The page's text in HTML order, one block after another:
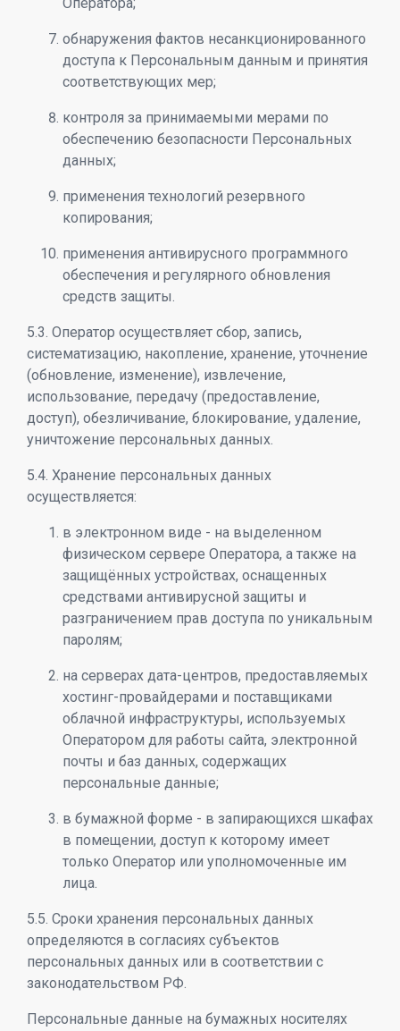
обнаружения фактов несанкционированного
доступа к Персональным данным и принятия
соответствующих мер;
контроля за принимаемыми мерами по
обеспечению безопасности Персональных
данных;
применения технологий резервного
копирования;
применения антивирусного программного
обеспечения и регулярного обновления
средств защиты.
5.3. Оператор осуществляет сбор, запись,
систематизацию, накопление, хранение, уточнение
(обновление, изменение), извлечение,
использование, передачу (предоставление,
доступ), обезличивание, блокирование, удаление,
уничтожение персональных данных.
5.4. Хранение персональных данных
осуществляется:
в электронном виде - на выделенном
физическом сервере Оператора, а также на
защищённых устройствах, оснащенных
средствами антивирусной защиты и
разграничением прав доступа по уникальным
паролям;
на серверах дата-центров, предоставляемых
хостинг-провайдерами и поставщиками
облачной инфраструктуры, используемых
Оператором для работы сайта, электронной
почты и баз данных, содержащих
персональные данные;
в бумажной форме - в запирающихся шкафах
в помещении, доступ к которому имеет
только Оператор или уполномоченные им
лица.
5.5. Сроки хранения персональных данных
определяются в согласиях субъектов
персональных данных или в соответствии с
законодательством РФ.
Персональные данные на бумажных носителях